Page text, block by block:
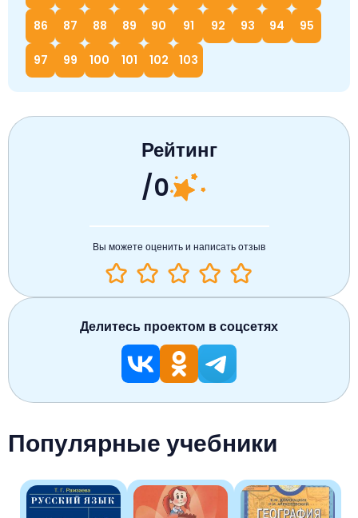
86 87 88 89 90 91 92 93 94 95
97 99 100 101 102 103
Популярные учебники
Рейтинг
/0
Вы можете оценить и написать отзыв
Делитесь проектом в соцсетях